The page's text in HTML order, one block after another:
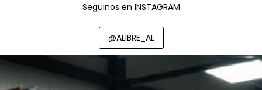
Seguinos en INSTAGRAM
@ALIBRE_AL